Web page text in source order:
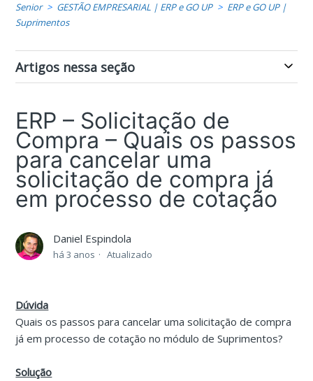
Senior GESTÃO EMPRESARIAL | ERP e GO UP
ERP e GO UP |
Suprimentos
Artigos nessa seção
ERP – Solicitação de
Compra – Quais os passos
para cancelar uma
solicitação de compra já
em processo de cotação
Daniel Espindola
há 3 anos Atualizado
Dúvida
Quais os passos para cancelar uma solicitação de compra
já em processo de cotação no módulo de Suprimentos?
Solução